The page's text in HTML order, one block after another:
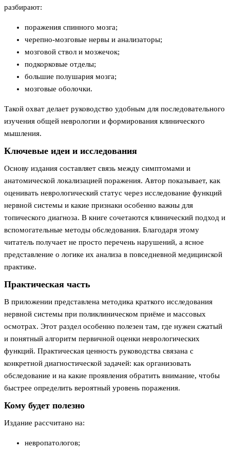
разбирают:
поражения спинного мозга;
черепно-мозговые нервы и анализаторы;
мозговой ствол и мозжечок;
подкорковые отделы;
большие полушария мозга;
мозговые оболочки.
Такой охват делает руководство удобным для последовательного
изучения общей неврологии и формирования клинического
мышления.
Ключевые идеи и исследования
Основу издания составляет связь между симптомами и
анатомической локализацией поражения. Автор показывает, как
оценивать неврологический статус через исследование функций
нервной системы и какие признаки особенно важны для
топического диагноза. В книге сочетаются клинический подход и
вспомогательные методы обследования. Благодаря этому
читатель получает не просто перечень нарушений, а ясное
представление о логике их анализа в повседневной медицинской
практике.
Практическая часть
В приложении представлена методика краткого исследования
нервной системы при поликлиническом приёме и массовых
осмотрах. Этот раздел особенно полезен там, где нужен сжатый
и понятный алгоритм первичной оценки неврологических
функций. Практическая ценность руководства связана с
конкретной диагностической задачей: как организовать
обследование и на какие проявления обратить внимание, чтобы
быстрее определить вероятный уровень поражения.
Кому будет полезно
Издание рассчитано на:
невропатологов;